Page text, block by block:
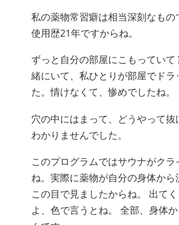
私の薬物常習癖は相当深刻なもの
使用歴21年ですからね。
ずっと自分の部屋にこもっていて
緒にいて、私ひとりが部屋でドラ
た。情けなくて、惨めでしたね。
穴の中にはまって、どうやって
わかりませんでした。
このプログラムではサウナがクラ
ね。実際に薬物が自分の身体か
この目で見ましたからね。 出て
よ、色で言うとね。 全部、身体